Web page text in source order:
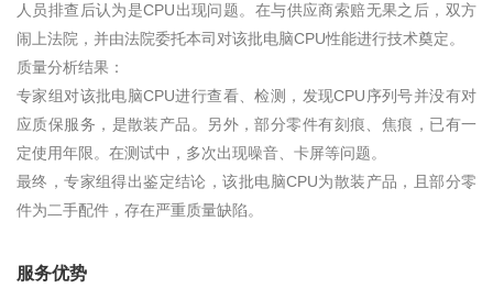
人员排查后认为是CPU出现问题。在与供应商索赔无果之后，双方
闹上法院，并由法院委托本司对该批电脑CPU性能进行技术奠定。
质量分析结果：
专家组对该批电脑CPU进行查看、检测，发现CPU序列号并没有对
应质保服务，是散装产品。另外，部分零件有刻痕、焦痕，已有一
定使用年限。在测试中，多次出现噪音、卡屏等问题。
最终，专家组得出鉴定结论，该批电脑CPU为散装产品，且部分零
件为二手配件，存在严重质量缺陷。
服务优势